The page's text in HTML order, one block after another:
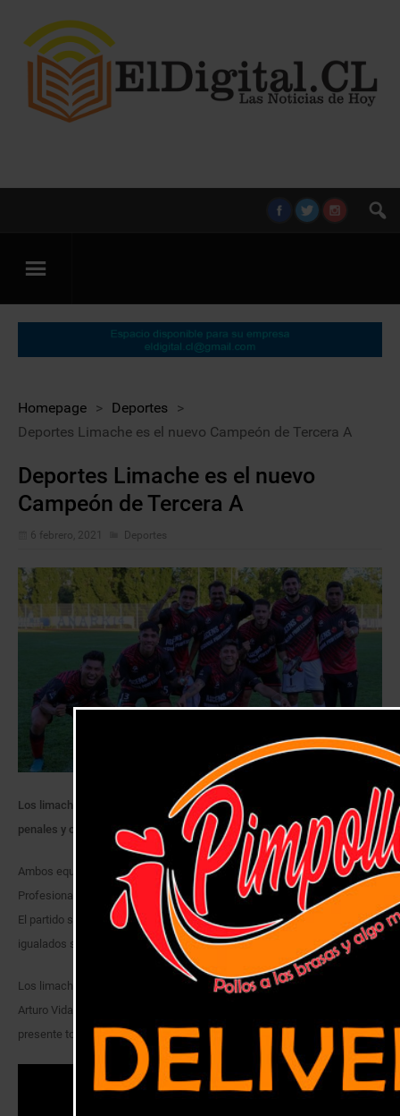
Homepage > Deportes >
Deportes Limache es el nuevo Campeón de Tercera A
Deportes Limache es el nuevo
Campeón de Tercera A
6 febrero, 2021 Deportes
Los limachinos derrotaron a Rodelindo Román por lanzamientos
penales y coronándose Campeón en su categoría.
Ambos equipos habían logrado el ascenso a la Segunda División
Profesional, ahora solo restaba dirimir quien sería el monarca del torneo.
El partido se disputó en el estadio Lucio Fariña de Quillota, al terminar
igualados sin goles, todo se definió via lanzamientos penales.
Los limachinos derrotaron por 5 goles a tres en los penales al equipo de
Arturo Vidal. Cabe destacar que los campeones finalizaron invictos en el
presente torneo.